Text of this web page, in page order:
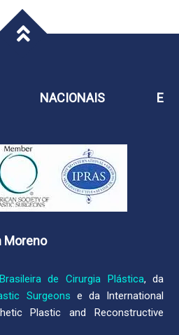
Moreno
de Cirurgia Plástica, da
Surgeons e da International
Plastic and Reconstructive